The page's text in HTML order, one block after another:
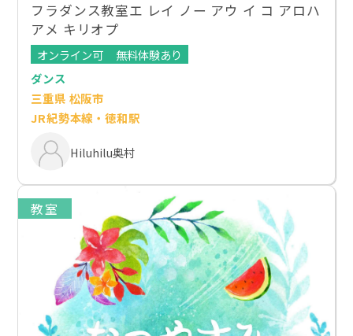
フラダンス教室エ レイ ノー アウ イ コ アロハ
アメ キリオプ
オンライン可
無料体験あり
ダンス
三重県 松阪市
JR紀勢本線・徳和駅
Hiluhilu奥村
教室